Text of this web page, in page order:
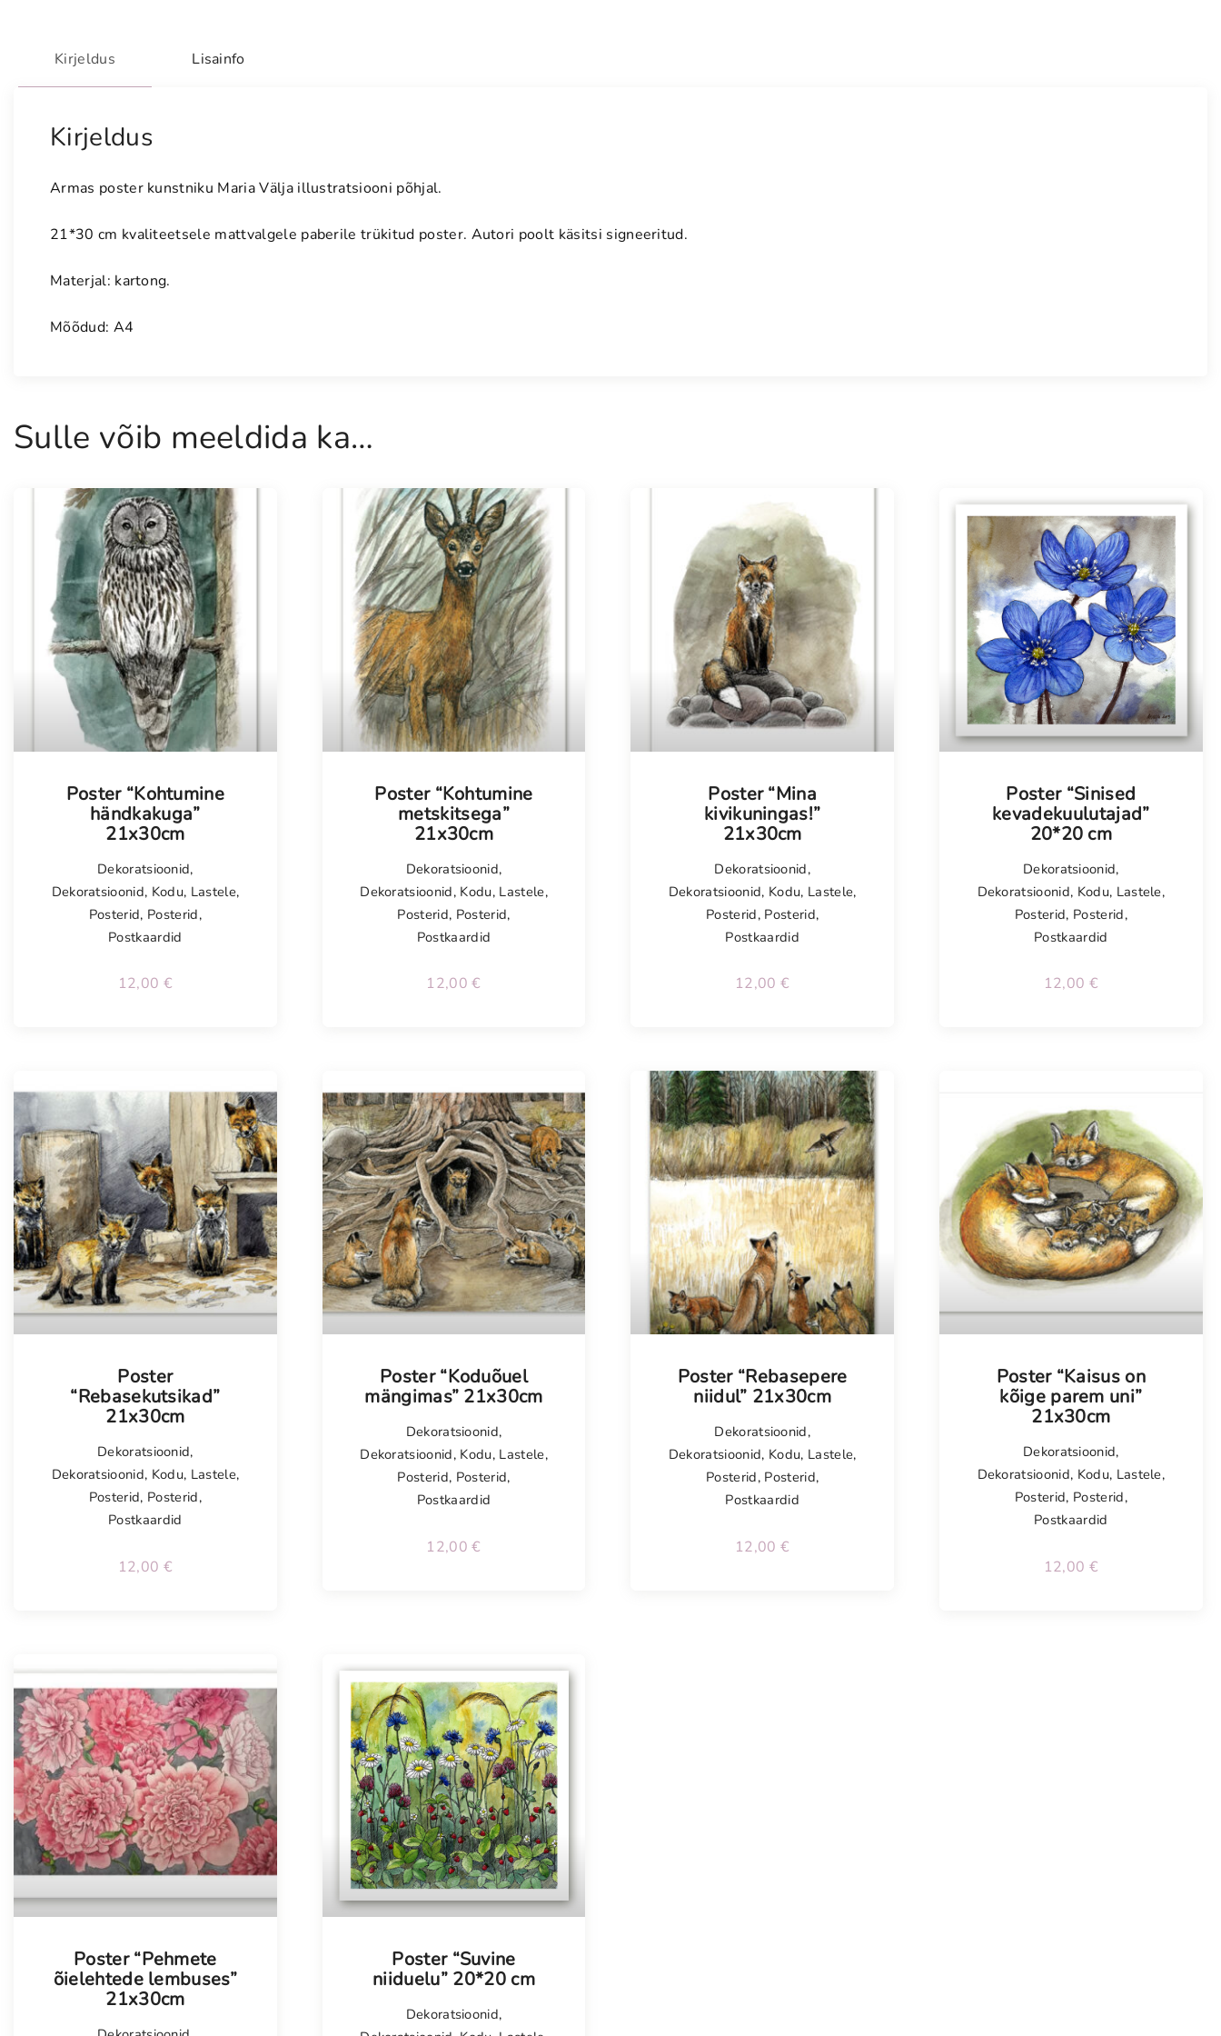
Kirjeldus Lisainfo
Kirjeldus
Armas poster kunstniku Maria Välja illustratsiooni põhjal.
21*30 cm kvaliteetsele mattvalgele paberile trükitud poster. Autori poolt käsitsi signeeritud.
Materjal: kartong.
Mõõdud: A4
Sulle võib meeldida ka…
Poster “Kohtumine
händkakuga”
21x30cm
Dekoratsioonid,
Dekoratsioonid, Kodu, Lastele,
Posterid, Posterid,
Postkaardid
12,00 €
Poster “Kohtumine
metskitsega”
21x30cm
Dekoratsioonid,
Dekoratsioonid, Kodu, Lastele,
Posterid, Posterid,
Postkaardid
12,00€
Poster “Mina
kivikuningas!”
21x30cm
Dekoratsioonid,
Dekoratsioonid, Kodu, Lastele,
Posterid, Posterid,
Postkaardid
12,00 €
Poster “Sinised
kevadekuulutajad”
20*20 cm
Dekoratsioonid,
Dekoratsioonid, Kodu, Lastele,
Posterid, Posterid,
Postkaardid
12,00 €
Poster
“Rebasekutsikad”
21x30cm
Dekoratsioonid,
Dekoratsioonid, Kodu, Lastele,
Posterid, Posterid,
Postkaardid
12,00 €
Poster “Koduõuel
mängimas” 21x30cm
Dekoratsioonid,
Dekoratsioonid, Kodu, Lastele,
Posterid, Posterid,
Postkaardid
12,00€
Poster “Rebasepere
niidul” 21x30cm
Dekoratsioonid,
Dekoratsioonid, Kodu, Lastele,
Posterid, Posterid,
Postkaardid
12,00 €
Poster “Kaisus on
kõige parem uni”
21x30cm
Dekoratsioonid,
Dekoratsioonid, Kodu, Lastele,
Posterid, Posterid,
Postkaardid
12,00 €
Poster “Pehmete
õielehtede lembuses”
21x30cm
Poster “Suvine
niiduelu” 20*20 cm
Dekoratsioonid,